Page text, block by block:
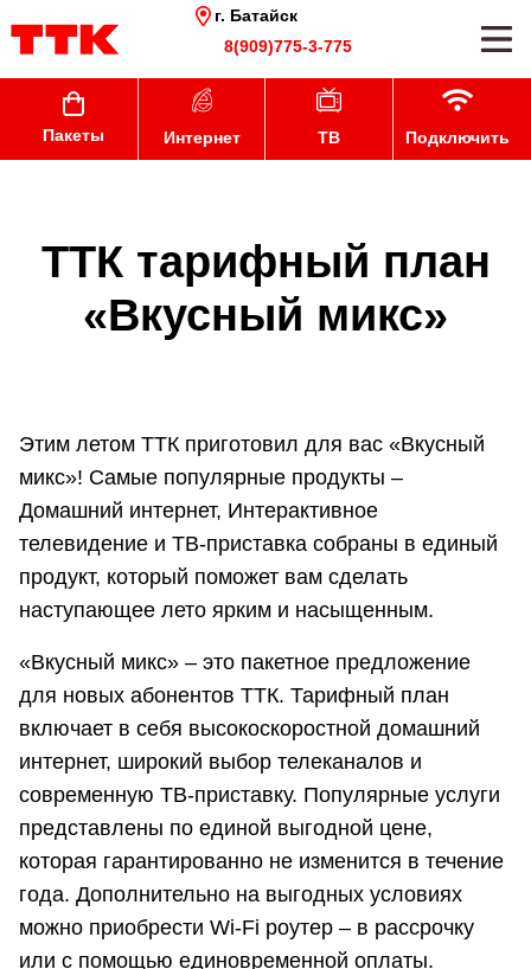
г. Батайск
8(909)775-3-775
Пакеты Интернет ТВ Подключить
ТТК тарифный план
«Вкусный микс»
Этим летом ТТК приготовил для вас «Вкусный
микс»! Самые популярные продукты –
Домашний интернет, Интерактивное
телевидение и ТВ-приставка собраны в единый
продукт, который поможет вам сделать
наступающее лето ярким и насыщенным.
«Вкусный микс» – это пакетное предложение
для новых абонентов ТТК. Тарифный план
включает в себя высокоскоростной домашний
интернет, широкий выбор телеканалов и
современную ТВ-приставку. Популярные услуги
представлены по единой выгодной цене,
которая гарантированно не изменится в течение
года. Дополнительно на выгодных условиях
можно приобрести Wi-Fi роутер – в рассрочку
или с помощью единовременной оплаты.